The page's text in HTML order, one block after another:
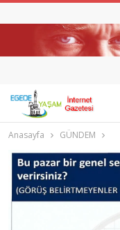
Anasayfa GÜNDEM